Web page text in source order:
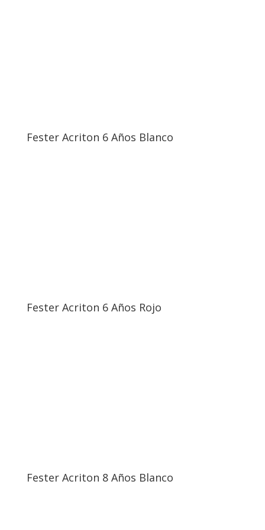
Fester Acriton 6 Años Blanco
Fester Acriton 6 Años Rojo
Fester Acriton 8 Años Blanco